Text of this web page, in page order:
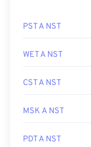
PST A NST
WET A NST
CST A NST
MSK A NST
PDT A NST